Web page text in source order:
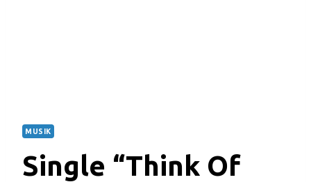
MUSIK
Single “Think Of